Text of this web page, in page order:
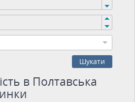
Шукати
в Полтавська